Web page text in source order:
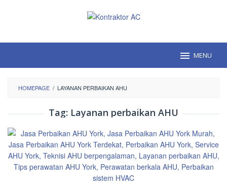
MENU
HOMEPAGE / LAYANAN PERBAIKAN AHU
Tag: Layanan perbaikan AHU